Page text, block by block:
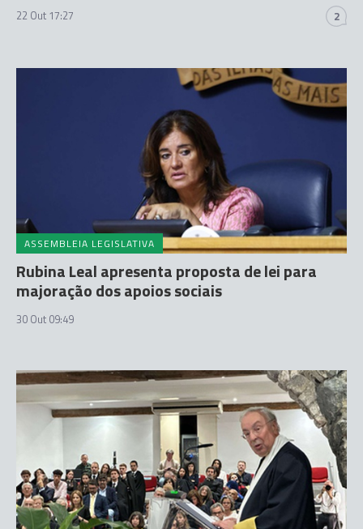
22 Out 17:27 2
ASSEMBLEIA LEGISLATIVA
Rubina Leal apresenta proposta de lei para
majoração dos apoios sociais
30 Out 09:49